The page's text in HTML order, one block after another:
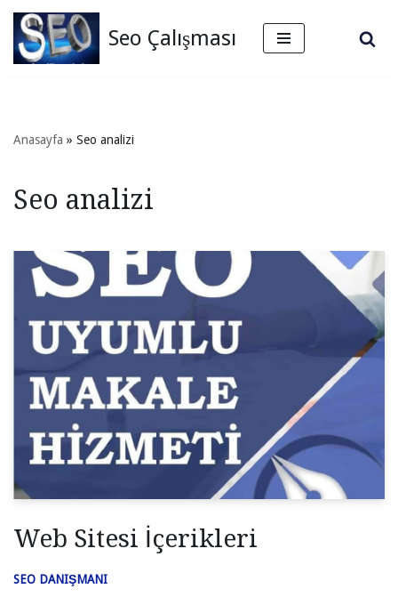
İçeriğe
geç
Seo Çalışması
Anasayfa » Seo analizi
Seo analizi
Web Sitesi İçerikleri
SEO DANIŞMANI